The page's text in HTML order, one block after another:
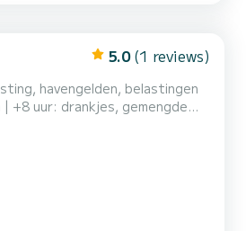
5.0 (1 reviews)
havengelden, belastingen
+8 uur: drankjes, gemengde